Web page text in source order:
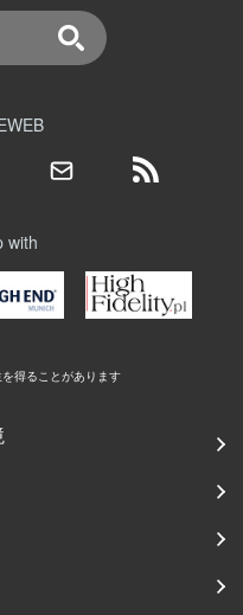
with
得ることがあります